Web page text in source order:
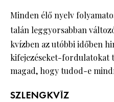
Minden élő nyelv
talán leggyorsabban
kvízben az utóbbi időben
kifejezéseket-fordulatokat
magad, hogy tudod-e
SZLENGKVÍZ